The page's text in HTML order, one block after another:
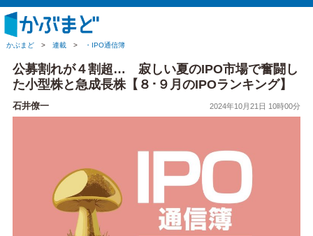
かぶまど > 連載 > ・IPO通信簿
公募割れが４割超… 寂しい夏のIPO市場で奮闘し
た小型株と急成長株【８･９月のIPOランキング】
石井僚一 2024年10月21日 10時00分